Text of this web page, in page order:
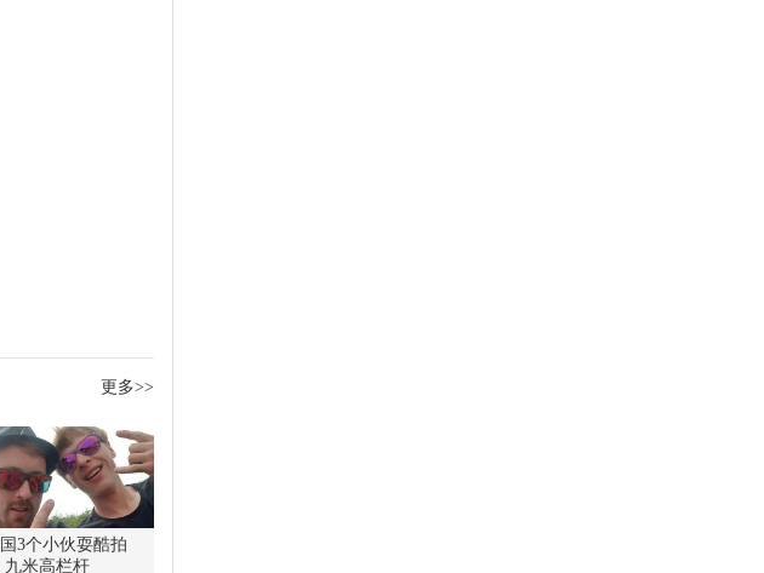
更多>>
3个小伙耍酷拍
九米高栏杆